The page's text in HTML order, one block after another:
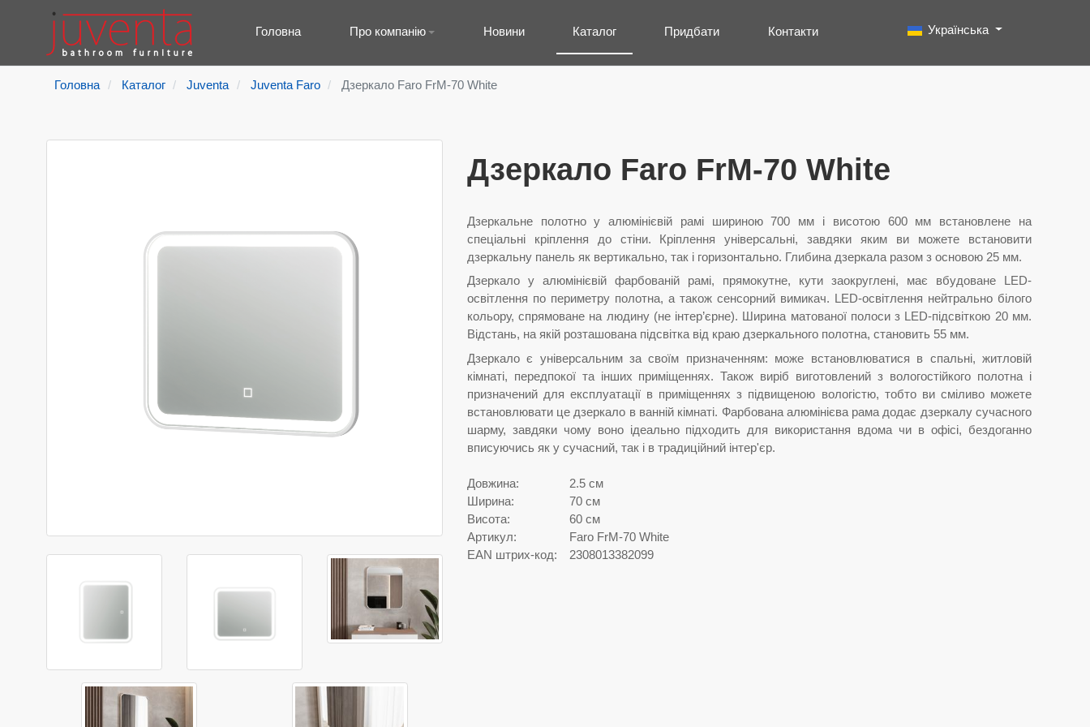
Головна Про компанію Новини Каталог Придбати Контакти
Пошук
Type 2 or more characters for results.
Виберіть свою мову
Українська
Головна Каталог Juventa Juventa Faro Дзеркало Faro FrM-70 White
Дзеркало Faro FrM-70 White
Дзеркальне полотно у алюмінієвій рамі шириною 700 мм і висотою 600 мм встановлене на
спеціальні кріплення до стіни. Кріплення універсальні, завдяки яким ви можете встановити
дзеркальну панель як вертикально, так і горизонтально. Глибина дзеркала разом з основою 25 мм.
Дзеркало у алюмінієвій фарбованій рамі, прямокутне, кути заокруглені, має вбудоване LED-
освітлення по периметру полотна, а також сенсорний вимикач. LED-освітлення нейтрально білого
кольору, спрямоване на людину (не інтер’єрне). Ширина матованої полоси з LED-підсвіткою 20 мм.
Відстань, на якій розташована підсвітка від краю дзеркального полотна, становить 55 мм.
Дзеркало є універсальним за своїм призначенням: може встановлюватися в спальні, житловій
кімнаті, передпокої та інших приміщеннях. Також виріб виготовлений з вологостійкого полотна і
призначений для експлуатації в приміщеннях з підвищеною вологістю, тобто ви сміливо можете
встановлювати це дзеркало в ванній кімнаті. Фарбована алюмінієва рама додає дзеркалу сучасного
шарму, завдяки чому воно ідеально підходить для використання вдома чи в офісі, бездоганно
вписуючись як у сучасний, так і в традиційний інтер'єр.
Довжина:
2.5 см
Ширина:
70 см
Висота:
60 см
Артикул:
Faro FrM-70 White
EAN штрих-код:
2308013382099